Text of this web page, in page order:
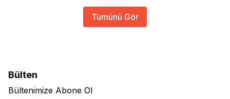
Tümünü Gör
Bülten
Bültenimize Abone Ol